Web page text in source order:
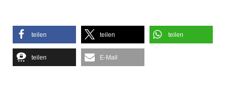
teilen teilen teilen
teilen E-Mail